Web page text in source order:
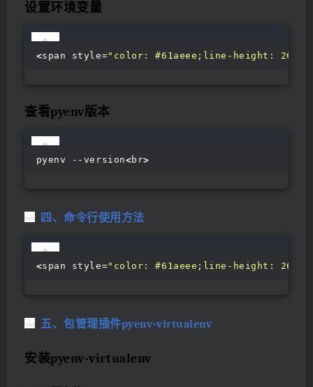
设置环境变量
<span style="color: #61aeee;line-height:
查看pyenv版本
pyenv --version<br>
四、命令行使用方法
<span style="color: #61aeee;line-height:
五、包管理插件pyenv-virtualenv
安装pyenv-virtualenv